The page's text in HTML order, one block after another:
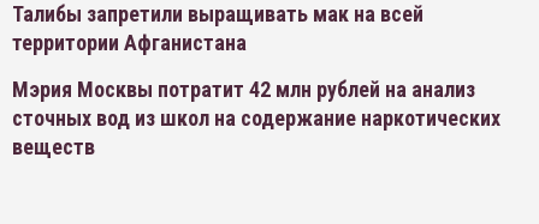
Талибы запретили выращивать мак на всей
территории Афганистана
Мэрия Москвы потратит 42 млн рублей на анализ
сточных вод из школ на содержание наркотических
веществ